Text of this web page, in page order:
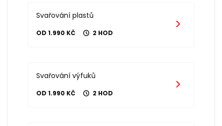
Svařování plastů
OD 1.990 KČ 2 HOD
Svařování výfuků
OD 1.990 KČ 2 HOD